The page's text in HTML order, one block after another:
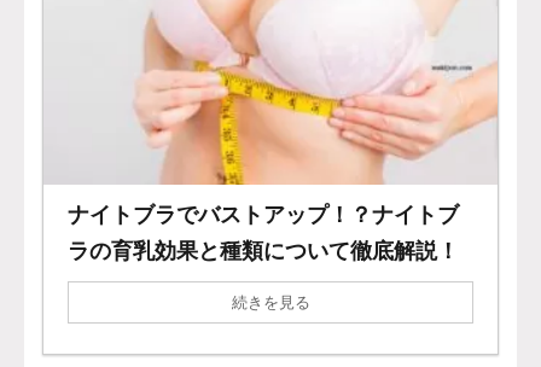
ナイトブラでバストアップ！？ナイトブ
ラの育乳効果と種類について徹底解説！
続きを見る